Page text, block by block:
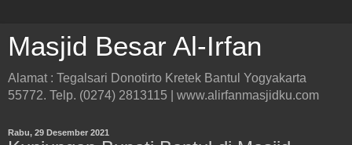
Masjid Besar Al-Irfan
Alamat : Tegalsari Donotirto Kretek Bantul Yogyakarta
55772. Telp. (0274) 2813115 | www.alirfanmasjidku.com
Rabu, 29 Desember 2021